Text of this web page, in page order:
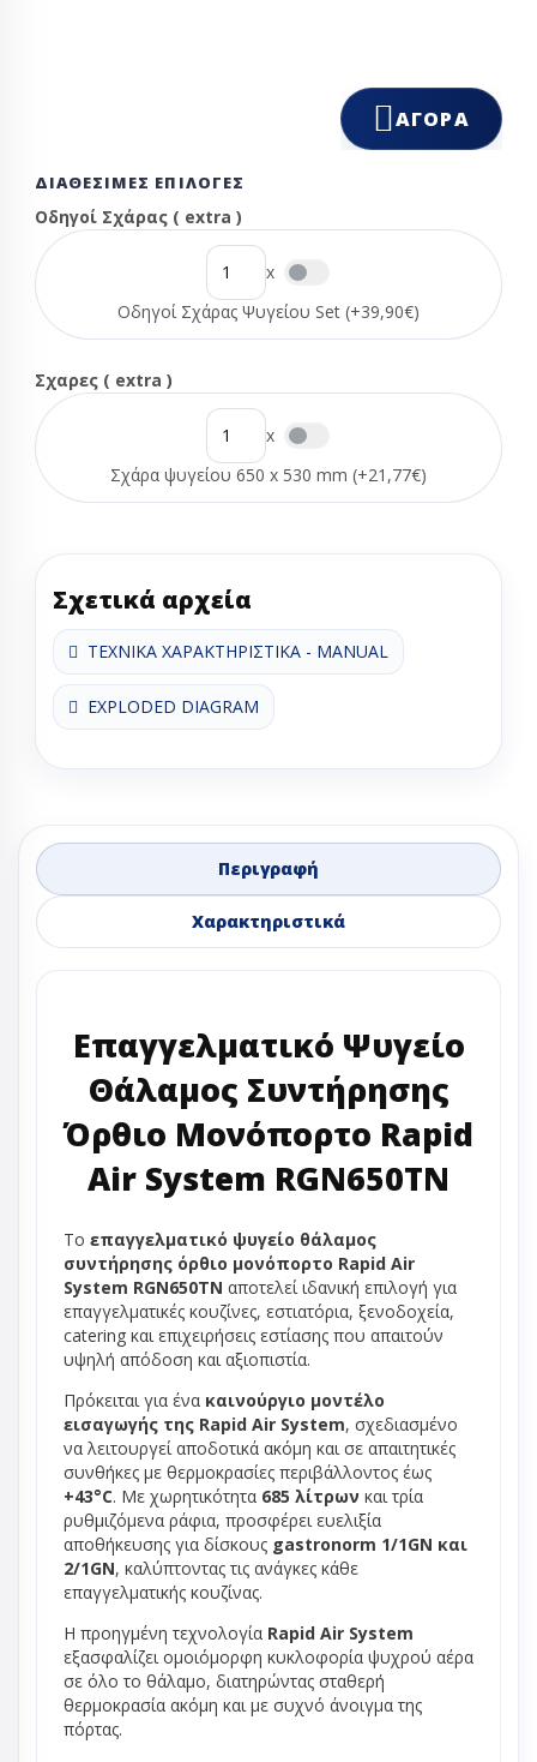
ΑΓΟΡΆ
ΔΙΑΘΈΣΙΜΕΣ ΕΠΙΛΟΓΈΣ
Οδηγοί Σχάρας ( extra )
x
Οδηγοί Σχάρας Ψυγείου Set (+39,90€)
Σχαρες ( extra )
x
Σχάρα ψυγείου 650 x 530 mm (+21,77€)
Σχετικά αρχεία
ΤΕΧΝΙΚΑ ΧΑΡΑΚΤΗΡΙΣΤΙΚΑ - MANUAL
EXPLODED DIAGRAM
Περιγραφή
Χαρακτηριστικά
Επαγγελματικό Ψυγείο
Θάλαμος Συντήρησης
Όρθιο Μονόπορτο Rapid
Air System RGN650TN
Το επαγγελματικό ψυγείο θάλαμος
συντήρησης όρθιο μονόπορτο Rapid Air
System RGN650TN αποτελεί ιδανική επιλογή για
επαγγελματικές κουζίνες, εστιατόρια, ξενοδοχεία,
catering και επιχειρήσεις εστίασης που απαιτούν
υψηλή απόδοση και αξιοπιστία.
Πρόκειται για ένα καινούργιο μοντέλο
εισαγωγής της Rapid Air System, σχεδιασμένο
να λειτουργεί αποδοτικά ακόμη και σε απαιτητικές
συνθήκες με θερμοκρασίες περιβάλλοντος έως
+43°C. Με χωρητικότητα 685 λίτρων και τρία
ρυθμιζόμενα ράφια, προσφέρει ευελιξία
αποθήκευσης για δίσκους gastronorm 1/1GN και
2/1GN, καλύπτοντας τις ανάγκες κάθε
επαγγελματικής κουζίνας.
Η προηγμένη τεχνολογία Rapid Air System
εξασφαλίζει ομοιόμορφη κυκλοφορία ψυχρού αέρα
σε όλο το θάλαμο, διατηρώντας σταθερή
θερμοκρασία ακόμη και με συχνό άνοιγμα της
πόρτας.